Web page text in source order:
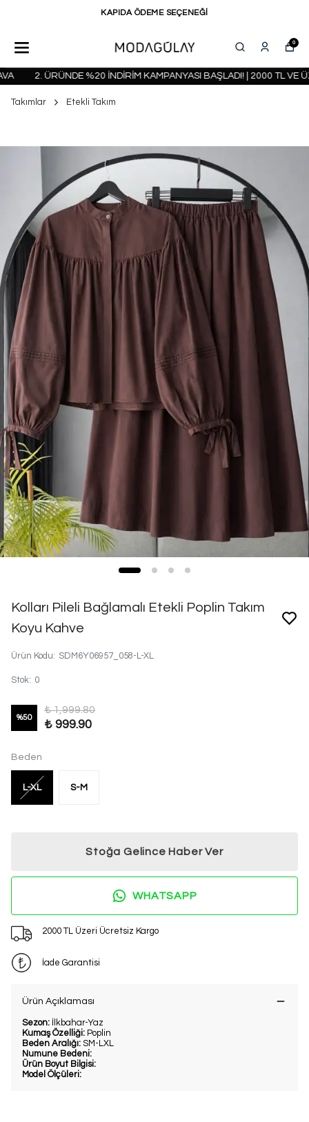
KAPIDA ÖDEME SEÇENEĞİ
0
2. ÜRÜNDE %20 İNDİRİM KAMPANYASI BAŞLADI! | 2000 TL VE
Takımlar Etekli Takım
Kolları Pileli Bağlamalı Etekli Poplin Takım
Koyu Kahve
Ürün Kodu: SDM6Y06957_058-L-XL
Stok: 0
%50
₺ 1,999.80
₺ 999.90
Beden
L-XL S-M
Stoğa Gelince Haber Ver
WHATSAPP
2000 TL Üzeri Ücretsiz Kargo
İade Garantisi
Ürün Açıklaması
Sezon: İlkbahar-Yaz
Kumaş Özelliği: Poplin
Beden Aralığı: SM-LXL
Numune Bedeni:
Ürün Boyut Bilgisi:
Model Ölçüleri: